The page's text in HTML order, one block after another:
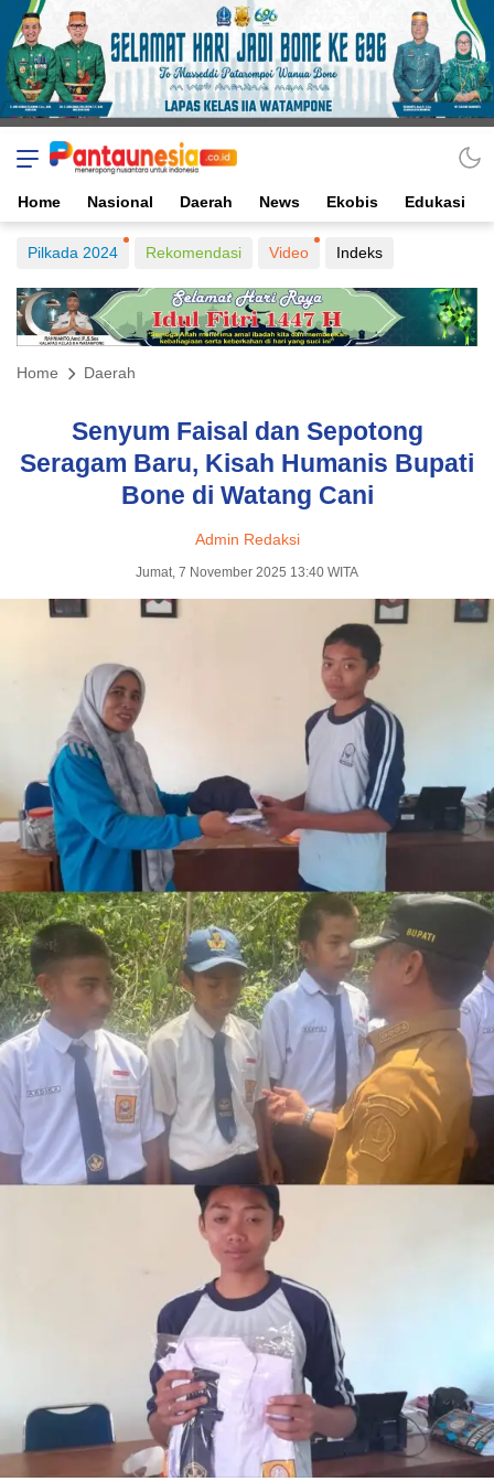
Home Nasional Daerah News Ekobis Edukasi
Pilkada 2024 Rekomendasi Video Indeks
Home Daerah
Senyum Faisal dan Sepotong
Seragam Baru, Kisah Humanis Bupati
Bone di Watang Cani
Admin Redaksi
Jumat, 7 November 2025 13:40 WITA